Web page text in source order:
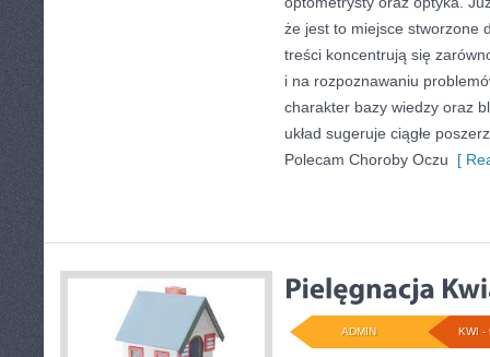
że jest to miejsce stworzone
treści koncentrują się
i na rozpoznawaniu
charakter bazy wiedzy oraz
układ sugeruje ciągłe
Polecam Choroby Oczu [
KWI -
ADMIN